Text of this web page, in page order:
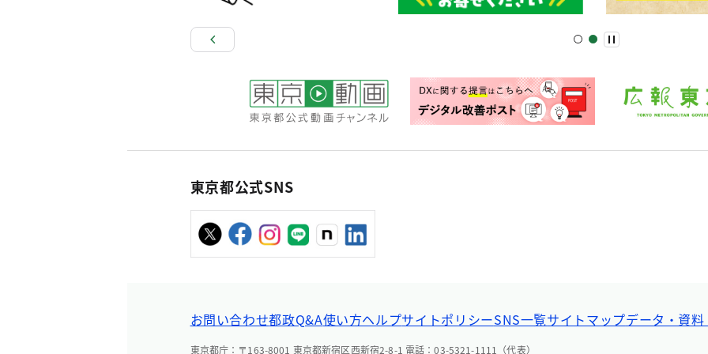
東京都公式SNS
お問い合わせ都政Q&A使い方ヘルプサイトポリシーSNS一覧サイトマップデータ・資
東京都庁：〒163-8001 東京都新宿区西新宿2-8-1 電話：03-5321-1111（代表）